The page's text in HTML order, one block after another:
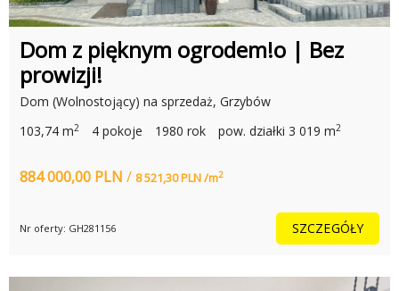
Dom z pięknym ogrodem!o | Bez
prowizji!
Dom (Wolnostojący) na sprzedaż, Grzybów
103,74 m2 4 pokoje 1980 rok pow. działki 3 019 m2
884 000,00 PLN / 8 521,30 PLN /m2
Nr oferty: GH281156 SZCZEGÓŁY